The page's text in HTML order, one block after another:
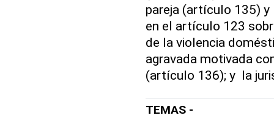
pareja (artículo 135)
en el artículo 123
de la violencia
agravada motivada
(artículo 136); y la
TEMAS -